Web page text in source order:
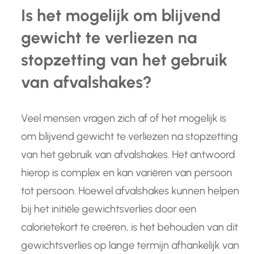
Is het mogelijk om blijvend
gewicht te verliezen na
stopzetting van het gebruik
van afvalshakes?
Veel mensen vragen zich af of het mogelijk is
om blijvend gewicht te verliezen na stopzetting
van het gebruik van afvalshakes. Het antwoord
hierop is complex en kan variëren van persoon
tot persoon. Hoewel afvalshakes kunnen helpen
bij het initiële gewichtsverlies door een
calorietekort te creëren, is het behouden van dit
gewichtsverlies op lange termijn afhankelijk van